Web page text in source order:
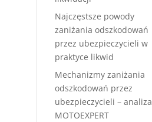
Najczęstsze powody
zaniżania odszkodowań
przez ubezpieczycieli w
praktyce likwid
Mechanizmy zaniżania
odszkodowań przez
ubezpieczycieli – analiza
MOTOEXPERT